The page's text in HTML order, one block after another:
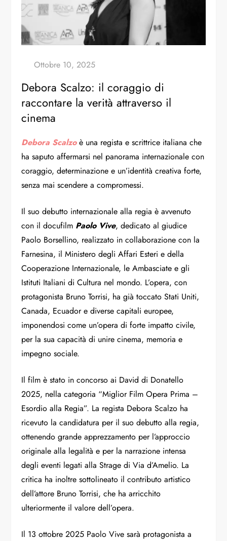
Debora Scalzo: il coraggio di
raccontare la verità attraverso il
cinema
Debora Scalzoè una regista e scrittrice italiana che
ha saputo affermarsi nel panorama internazionale con
coraggio, determinazione e un’identità creativa forte,
senza mai scendere a compromessi.
Il suo debutto internazionale alla regia è avvenuto
con il docufilm Paolo Vive, dedicato al giudice
Paolo Borsellino, realizzato in collaborazione con la
Farnesina, il Ministero degli Affari Esteri e della
Cooperazione Internazionale, le Ambasciate e gli
Istituti Italiani di Cultura nel mondo. L’opera, con
protagonista Bruno Torrisi, ha già toccato Stati Uniti,
Canada, Ecuador e diverse capitali europee,
imponendosi come un’opera di forte impatto civile,
per la sua capacità di unire cinema, memoria e
impegno sociale.
Il film è stato in concorso ai David di Donatello
2025, nella categoria “Miglior Film Opera Prima –
Esordio alla Regia”. La regista Debora Scalzo ha
ricevuto la candidatura per il suo debutto alla regia,
ottenendo grande apprezzamento per l’approccio
originale alla legalità e per la narrazione intensa
degli eventi legati alla Strage di Via d’Amelio. La
critica ha inoltre sottolineato il contributo artistico
dell’attore Bruno Torrisi, che ha arricchito
ulteriormente il valore dell’opera.
Il 13 ottobre 2025 Paolo Vive sarà protagonista a